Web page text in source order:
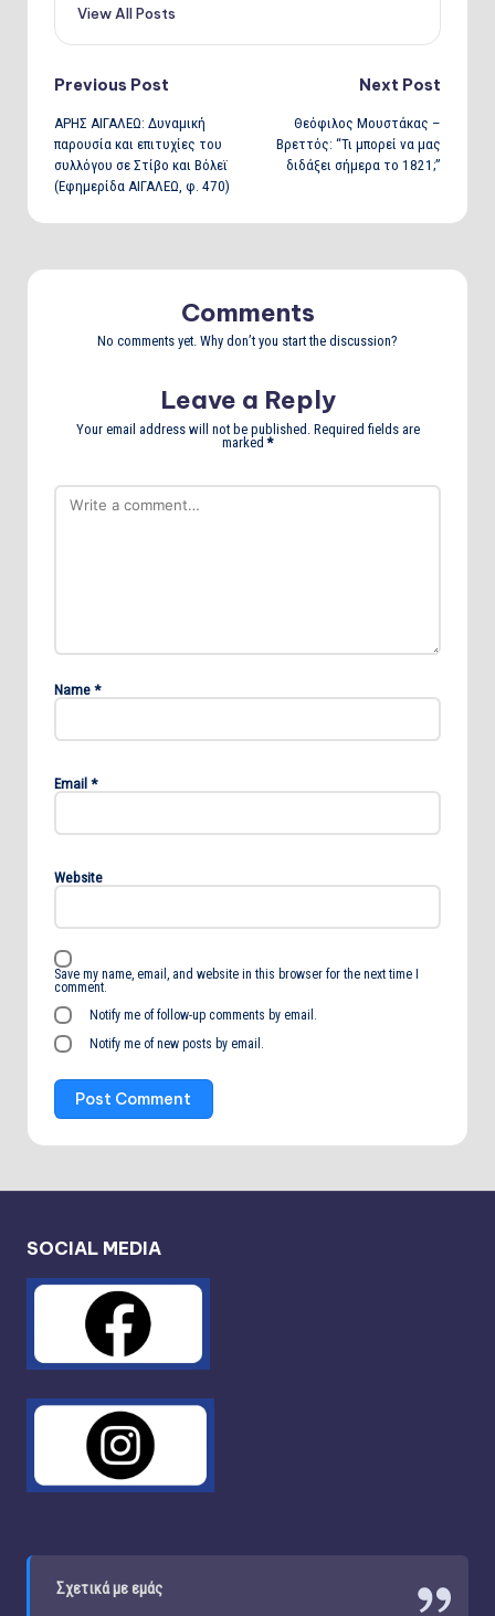
View All Posts
Post
navigation
Previous Post
ΑΡΗΣ ΑΙΓΑΛΕΩ: Δυναμική
παρουσία και επιτυχίες του
συλλόγου σε Στίβο και Βόλεϊ
(Εφημερίδα ΑΙΓΑΛΕΩ, φ. 470)
Next Post
Θεόφιλος Μουστάκας –
Βρεττός: “Τι μπορεί να μας
διδάξει σήμερα το 1821;”
Comments
No comments yet. Why don’t you start the discussion?
Leave a Reply
Your email address will not be published. Required fields are
marked*
Name *
Email *
Website
Save my name, email, and website in this browser for the next time I
comment.
Notify me of follow-up comments by email.
Notify me of new posts by email.
SOCIAL MEDIA
Σχετικά με εμάς